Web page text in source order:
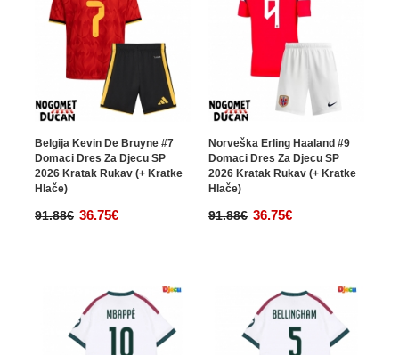
Belgija Kevin De Bruyne #7
Domaci Dres Za Djecu SP
2026 Kratak Rukav (+ Kratke
Hlače)
91.88€ 36.75€
Norveška Erling Haaland #9
Domaci Dres Za Djecu SP
2026 Kratak Rukav (+ Kratke
Hlače)
91.88€ 36.75€